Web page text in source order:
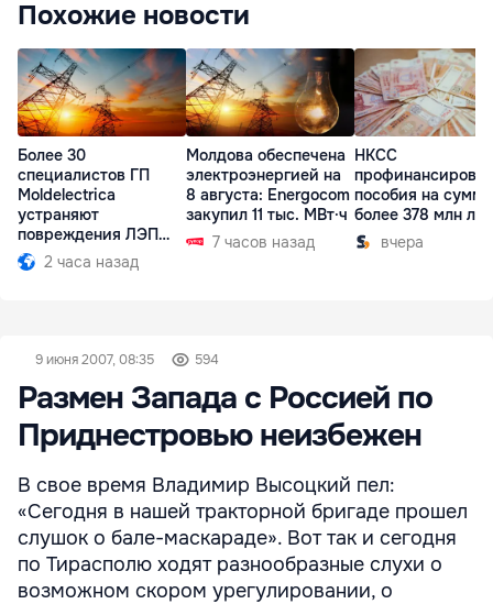
Похожие новости
Более 30
специалистов ГП
Moldelectrica
устраняют
повреждения ЛЭП
Бельцы-Днестровск
2 часа назад
Молдова обеспечена
электроэнергией на
8 августа: Energocom
закупил 11 тыс. МВт·ч
7 часов назад
НКСС
пособия на сумму
более 378 млн
вчера
9 июня 2007, 08:35 594
Размен Запада с Россией по
Приднестровью неизбежен
В свое время Владимир Высоцкий пел:
«Сегодня в нашей тракторной бригаде прошел
слушок о бале-маскараде». Вот так и сегодня
по Тирасполю ходят разнообразные слухи о
возможном скором урегулировании, о